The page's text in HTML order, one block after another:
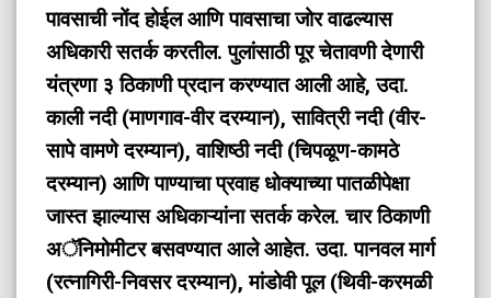
पावसाची नोंद होईल आणि पावसाचा जोर वाढल्यास
अधिकारी सतर्क करतील. पुलांसाठी पूर चेतावणी देणारी
यंत्रणा ३ ठिकाणी प्रदान करण्यात आली आहे, उदा.
काली नदी (माणगाव-वीर दरम्यान), सावित्री नदी (वीर-
सापे वामणे दरम्यान), वाशिष्ठी नदी (चिपळूण-कामठे
दरम्यान) आणि पाण्याचा प्रवाह धोक्याच्या पातळीपेक्षा
जास्त झाल्यास अधिकाऱ्यांना सतर्क करेल. चार ठिकाणी
अॅनिमोमीटर बसवण्यात आले आहेत. उदा. पानवल मार्ग
(रत्नागिरी-निवसर दरम्यान), मांडोवी पूल (थिवी-करमळी